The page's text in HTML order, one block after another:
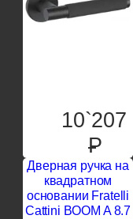
10`207
P
Дверная ручка на
квадратном
основании Fratelli
Cattini BOOM A 8.7